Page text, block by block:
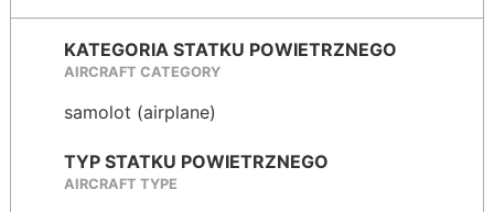
KATEGORIA STATKU POWIETRZNEGO
AIRCRAFT CATEGORY
samolot (airplane)
TYP STATKU POWIETRZNEGO
AIRCRAFT TYPE